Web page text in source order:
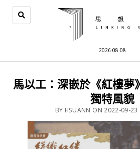
2026-08-08
馬以工：深嵌於《紅樓夢
獨特風貌
BY HSUANN ON 2022-09-23